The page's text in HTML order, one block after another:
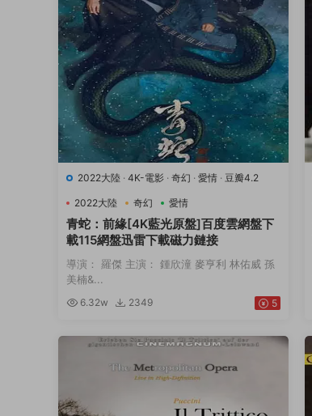
2022大陸 · 4K-電影 · 奇幻 · 愛情 · 豆瓣4.2
2022大陸 奇幻 愛情
青蛇：前緣[4K藍光原盤]百度雲網盤下
載115網盤迅雷下載磁力鏈接
導演： 羅傑 主演： 鍾欣潼 麥亨利 林佑威 孫
美楠&...
6.32w 2349 5